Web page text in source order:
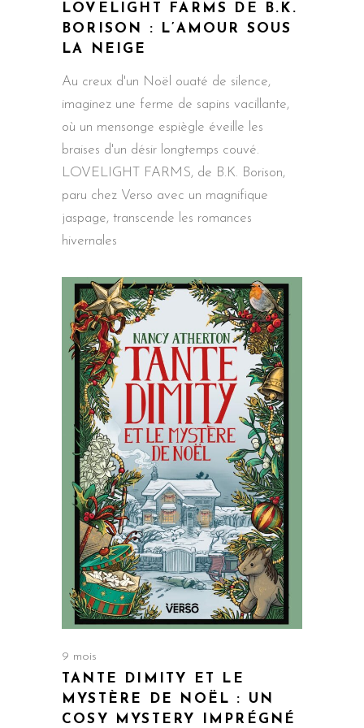
LOVELIGHT FARMS DE B.K.
BORISON : L’AMOUR SOUS
LA NEIGE
Au creux d'un Noël ouaté de silence,
imaginez une ferme de sapins vacillante,
où un mensonge espiègle éveille les
braises d'un désir longtemps couvé.
LOVELIGHT FARMS, de B.K. Borison,
paru chez Verso avec un magnifique
jaspage, transcende les romances
hivernales
9 mois
TANTE DIMITY ET LE
MYSTÈRE DE NOËL : UN
COSY MYSTERY IMPRÉGNÉ